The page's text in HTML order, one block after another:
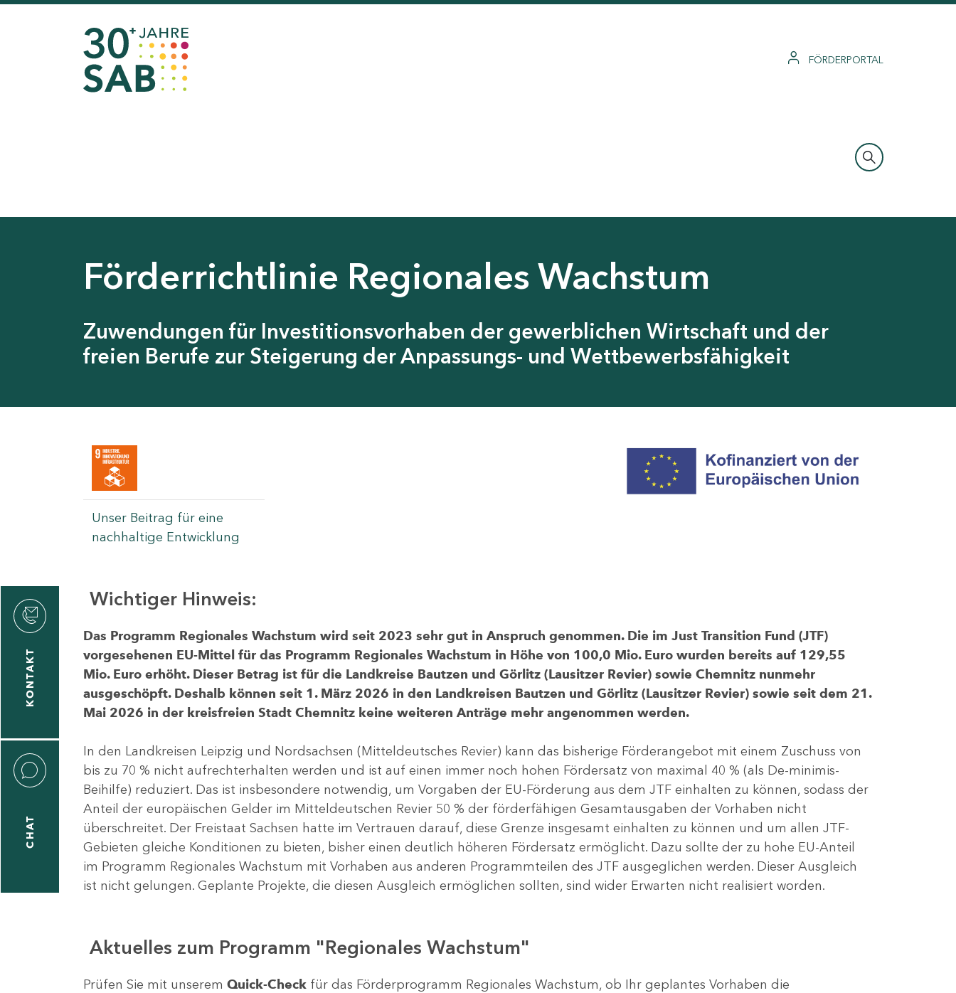
FÖRDERPORTAL
Förderrichtlinie Regionales Wachstum
Zuwendungen für Investitionsvorhaben der gewerblichen Wirtschaft und der
freien Berufe zur Steigerung der Anpassungs- und Wettbewerbsfähigkeit
Unser Beitrag für eine
nachhaltige Entwicklung
KONTAKT
CHAT
Wichtiger Hinweis:
Das Programm Regionales Wachstum wird seit 2023 sehr gut in Anspruch genommen. Die im Just Transition Fund (JTF)
vorgesehenen EU-Mittel für das Programm Regionales Wachstum in Höhe von 100,0 Mio. Euro wurden bereits auf 129,55
Mio. Euro erhöht. Dieser Betrag ist für die Landkreise Bautzen und Görlitz (Lausitzer Revier) sowie Chemnitz nunmehr
ausgeschöpft. Deshalb können seit 1. März 2026 in den Landkreisen Bautzen und Görlitz (Lausitzer Revier) sowie seit dem 21.
Mai 2026 in der kreisfreien Stadt Chemnitz keine weiteren Anträge mehr angenommen werden.
In den Landkreisen Leipzig und Nordsachsen (Mitteldeutsches Revier) kann das bisherige Förderangebot mit einem Zuschuss von
bis zu 70 % nicht aufrechterhalten werden und ist auf einen immer noch hohen Fördersatz von maximal 40 % (als De-minimis-
Beihilfe) reduziert. Das ist insbesondere notwendig, um Vorgaben der EU-Förderung aus dem JTF einhalten zu können, sodass der
Anteil der europäischen Gelder im Mitteldeutschen Revier 50 % der förderfähigen Gesamtausgaben der Vorhaben nicht
überschreitet. Der Freistaat Sachsen hatte im Vertrauen darauf, diese Grenze insgesamt einhalten zu können und um allen JTF-
Gebieten gleiche Konditionen zu bieten, bisher einen deutlich höheren Fördersatz ermöglicht. Dazu sollte der zu hohe EU-Anteil
im Programm Regionales Wachstum mit Vorhaben aus anderen Programmteilen des JTF ausgeglichen werden. Dieser Ausgleich
ist nicht gelungen. Geplante Projekte, die diesen Ausgleich ermöglichen sollten, sind wider Erwarten nicht realisiert worden.
Aktuelles zum Programm "Regionales Wachstum"
Prüfen Sie mit unserem Quick-Check für das Förderprogramm Regionales Wachstum, ob Ihr geplantes Vorhaben die